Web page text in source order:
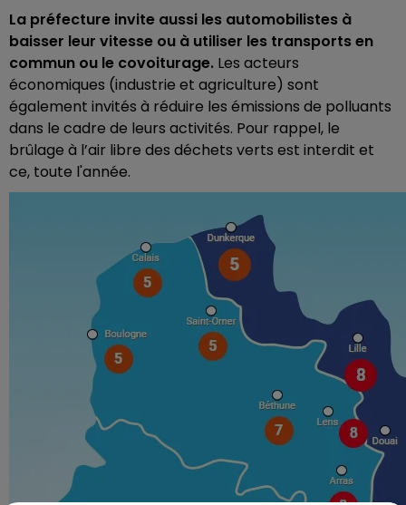
La préfecture invite aussi les automobilistes à
baisser leur vitesse ou à utiliser les transports en
commun ou le covoiturage. Les acteurs
économiques (industrie et agriculture) sont
également invités à réduire les émissions de polluants
dans le cadre de leurs activités. Pour rappel, le
brûlage à l’air libre des déchets verts est interdit et
ce, toute l'année.